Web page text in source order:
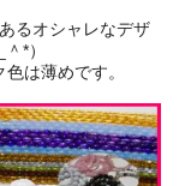
るオシャレなデザ
*）
は薄めです。